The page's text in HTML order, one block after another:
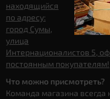
находящийся
по адресу:
город Сумы,
улица
Интернационалистов 5,
постоянным покупателям!
Что можно присмотреть?
Команда магазина всегда